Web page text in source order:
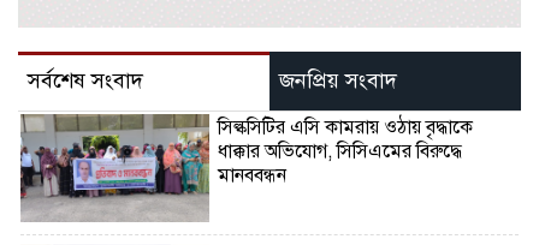
সর্বশেষ সংবাদ জনপ্রিয় সংবাদ
সিল্কসিটির এসি কামরায় ওঠায় বৃদ্ধাকে
ধাক্কার অভিযোগ, সিসিএমের বিরুদ্ধে
মানববন্ধন